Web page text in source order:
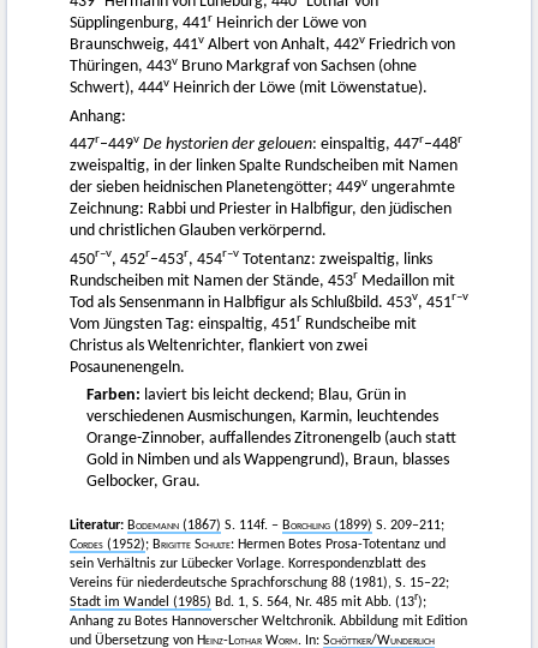
Süpplingenburg, 441r Heinrich der Löwe von
Braunschweig, 441v Albert von Anhalt, 442v Friedrich von
Thüringen, 443v Bruno Markgraf von Sachsen (ohne
Schwert), 444v Heinrich der Löwe (mit Löwenstatue).
Anhang:
447r–449v De hystorien der gelouen: einspaltig, 447r–448r
zweispaltig, in der linken Spalte Rundscheiben mit Namen
der sieben heidnischen Planetengötter; 449v ungerahmte
Zeichnung: Rabbi und Priester in Halbfigur, den jüdischen
und christlichen Glauben verkörpernd.
450r–v, 452r–453r, 454r–v Totentanz: zweispaltig, links
Rundscheiben mit Namen der Stände, 453r Medaillon mit
Tod als Sensenmann in Halbfigur als Schlußbild. 453v, 451r–v
Vom Jüngsten Tag: einspaltig, 451r Rundscheibe mit
Christus als Weltenrichter, flankiert von zwei
Posaunenengeln.
Farben: laviert bis leicht deckend; Blau, Grün in
verschiedenen Ausmischungen, Karmin, leuchtendes
Orange-Zinnober, auffallendes Zitronengelb (auch statt
Gold in Nimben und als Wappengrund), Braun, blasses
Gelbocker, Grau.
Literatur: Bodemann (1867) S. 114f. – Borchling (1899) S. 209–211;
Cordes (1952); Brigitte Schulte: Hermen Botes Prosa-Totentanz und
sein Verhältnis zur Lübecker Vorlage. Korrespondenzblatt des
Vereins für niederdeutsche Sprachforschung 88 (1981), S. 15–22;
Stadt im Wandel (1985) Bd. 1, S. 564, Nr. 485 mit Abb. (13r);
Anhang zu Botes Hannoverscher Weltchronik. Abbildung mit Edition
und Übersetzung von Heinz-Lothar Worm. In: Schöttker/Wunderlich